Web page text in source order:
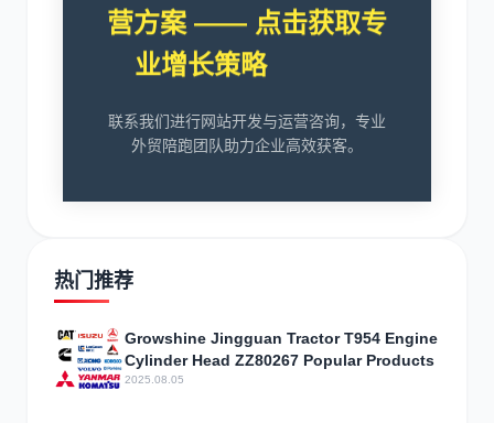
营方案 —— 点击获取专
业增长策略
联系我们进行网站开发与运营咨询，专业
外贸陪跑团队助力企业高效获客。
热门推荐
Growshine Jingguan Tractor T954 Engine
Cylinder Head ZZ80267 Popular Products
2025.08.05